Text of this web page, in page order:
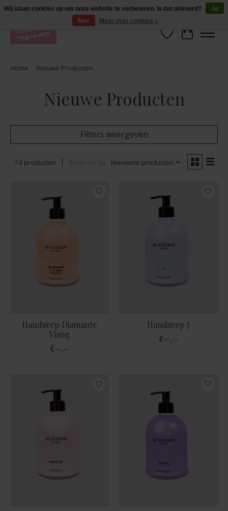
De lekkerste geuren wasparfum in uw eigen shop. Testers nodig? Ga naar
producten --> wasparfum --> geurtester
Verlanglijst
Home Nieuwe Producten
Nieuwe Producten
Filters weergeven
74 producten Sorteren op Nieuwste producten
Handzeep Diamante
Ylang
€--,--
Handzeep J
€--,--
Wij slaan cookies op om onze website te verbeteren. Is dat akkoord?
Ja
Nee
Meer over cookies »